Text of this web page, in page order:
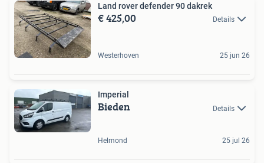
Land rover defender 90 dakrek
€ 425,00 Details
Westerhoven 25 jun 26
Imperial
Bieden Details
Helmond 25 jul 26